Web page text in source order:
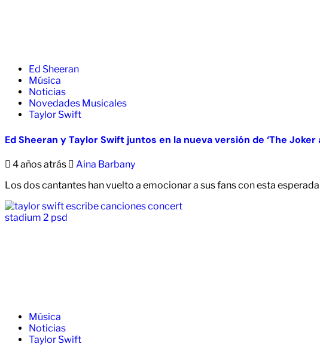
Ed Sheeran
Música
Noticias
Novedades Musicales
Taylor Swift
Ed Sheeran y Taylor Swift juntos en la nueva versión de ‘The Joker
4 años atrás
Aina Barbany
Los dos cantantes han vuelto a emocionar a sus fans con esta
Música
Noticias
Taylor Swift